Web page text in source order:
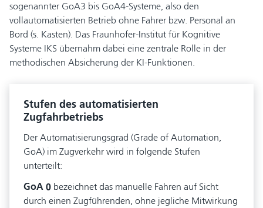
sogenannter GoA3 bis GoA4-Systeme, also den
vollautomatisierten Betrieb ohne Fahrer bzw. Personal an
Bord (s. Kasten). Das Fraunhofer-Institut für Kognitive
Systeme IKS übernahm dabei eine zentrale Rolle in der
methodischen Absicherung der KI-Funktionen.
Stufen des automatisierten
Zugfahrbetriebs
Der Automatisierungsgrad (Grade of Automation,
GoA) im Zugverkehr wird in folgende Stufen
unterteilt:
GoA 0 bezeichnet das manuelle Fahren auf Sicht
durch einen Zugführenden, ohne jegliche Mitwirkung